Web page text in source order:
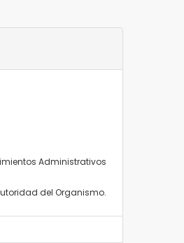
Administrativos
del Organismo.